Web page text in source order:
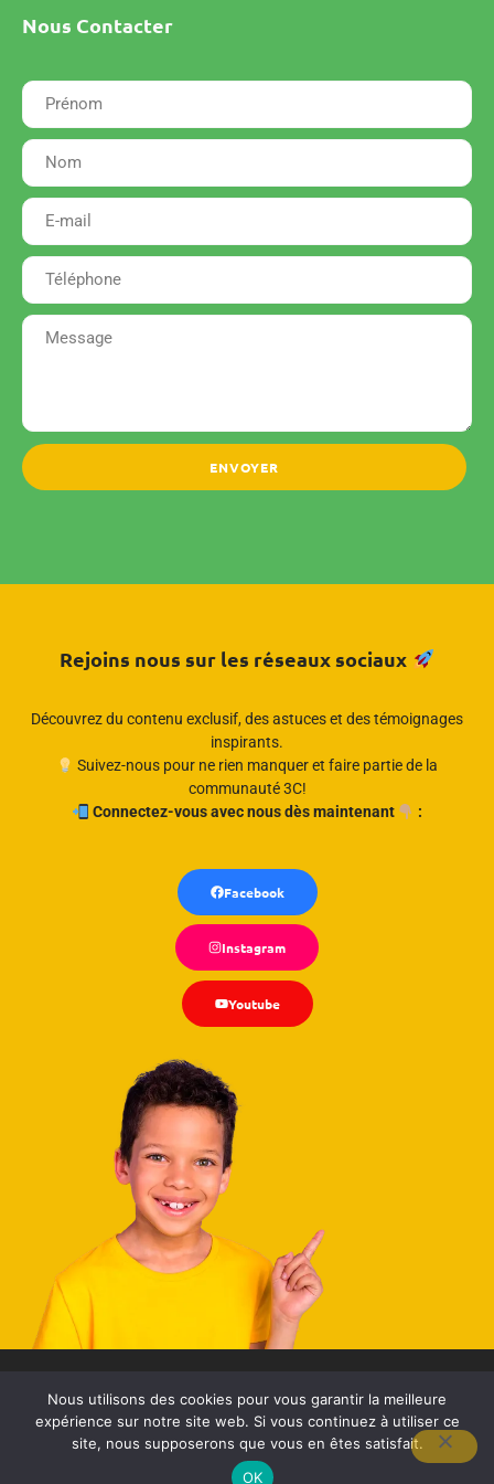
Nous Contacter
ENVOYER
Rejoins nous sur les réseaux sociaux
Découvrez du contenu exclusif, des astuces et des témoignages
inspirants.
Suivez-nous pour ne rien manquer et faire partie de la
communauté 3C!
Connectez-vous avec nous dès maintenant
:
Facebook
Instagram
Youtube
3C ©1993-2025
Mentions légales–Conditions générales de vente–Politique de
confidentialité–Certification Qualiopi– Site réalisé par
Angetkoutchi.com
Nous utilisons des cookies pour vous garantir la meilleure
expérience sur notre site web. Si vous continuez à utiliser ce
site, nous supposerons que vous en êtes satisfait.
OK